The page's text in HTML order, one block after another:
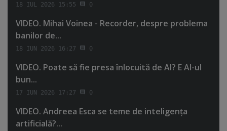
18 IUL 2026 15:55 0
VIDEO. Mihai Voinea - Recorder, despre problema
banilor de...
18 IUN 2026 16:27 0
VIDEO. Poate să fie presa înlocuită de AI? E AI-ul
bun...
17 IUN 2026 17:27 0
VIDEO. Andreea Esca se teme de inteligenţa
artificială?...